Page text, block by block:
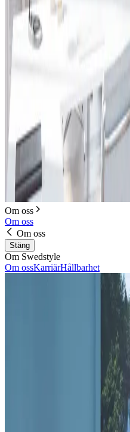
Om oss
Om oss
Om oss
Stäng
Om Swedstyle
Om ossKarriärHållbarhet